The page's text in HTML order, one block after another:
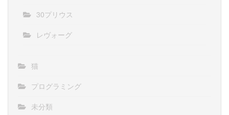
30プリウス
レヴォーグ
猫
プログラミング
未分類